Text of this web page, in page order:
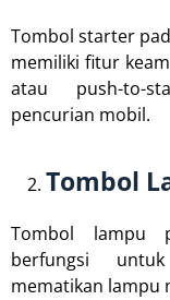
Tombol starter
memiliki fitur
atau push-to-
pencurian mobil.
Tombol
Tombol lampu
berfungsi
mematikan lampu